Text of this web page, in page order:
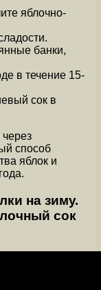
яблочно-
банки,
в течение 15-
сок в
способ
яблок и
на зиму.
сок